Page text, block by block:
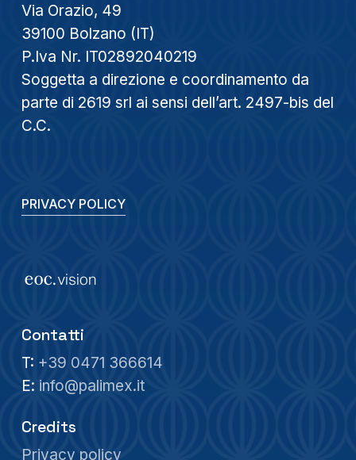
Via Orazio, 49
39100 Bolzano (IT)
P.Iva Nr. IT02892040219
Soggetta a direzione e coordinamento da
parte di 2619 srl ai sensi dell’art. 2497-bis del
C.C.
PRIVACY POLICY
Contatti
T: +39 0471 366614
E: info@palimex.it
Credits
Privacy policy